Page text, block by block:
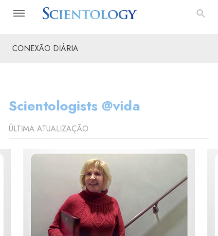
CONEXÃO DIÁRIA
Scientologists @vida
ÚLTIMA ATUALIZAÇÃO